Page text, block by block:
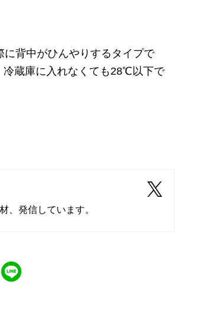
背中がひんやりするタイプで
冷蔵庫に入れなくても28℃以下で
、発信しています。